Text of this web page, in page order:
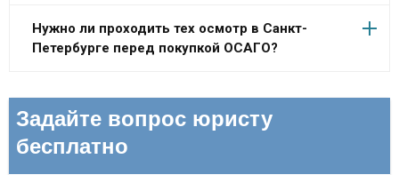
Нужно ли проходить тех осмотр в Санкт-
Петербурге перед покупкой ОСАГО?